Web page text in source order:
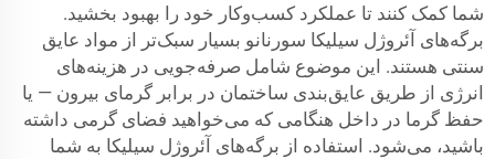
شما کمک کنند تا عملکرد کسب‌وکار خود را بهبود بخشید.
برگه‌های آئروژل سیلیکا سورنانو بسیار سبک‌تر از مواد عایق
سنتی هستند. این موضوع شامل صرفه‌جویی در هزینه‌های
انرژی از طریق عایق‌بندی ساختمان در برابر گرمای بیرون — یا
حفظ گرما در داخل هنگامی که می‌خواهید فضای گرمی داشته
باشید، می‌شود. استفاده از برگه‌های آئروژل سیلیکا به شما